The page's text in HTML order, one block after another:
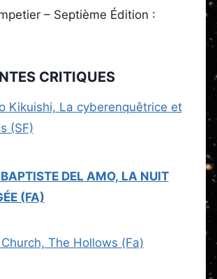
– Septième Édition :
CRITIQUES
Kikuishi, La cyberenquêtrice et
(SF)
DEL AMO, LA NUIT
(FA)
The Hollows (Fa)